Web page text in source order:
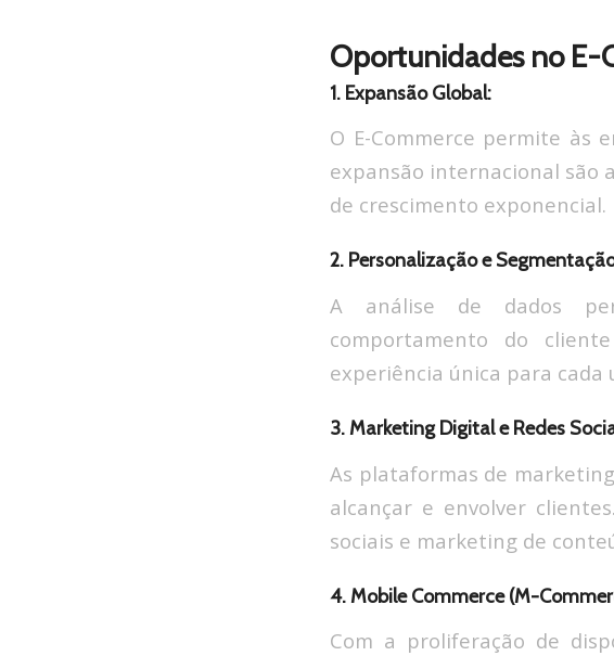
Oportunidades no E-
1. Expansão Global:
O E-Commerce permite às
expansão internacional são
de crescimento exponencial.
2. Personalização e
A análise de dados
comportamento do
experiência única para cada
3. Marketing Digital e Redes
As plataformas de
alcançar e envolver
sociais e marketing de
4. Mobile Commerce (M-
Com a proliferação de